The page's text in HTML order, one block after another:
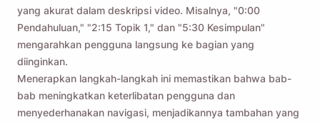
yang akurat dalam deskripsi video. Misalnya, "0:00
Pendahuluan," "2:15 Topik 1," dan "5:30 Kesimpulan"
mengarahkan pengguna langsung ke bagian yang
diinginkan.
Menerapkan langkah-langkah ini memastikan bahwa bab-
bab meningkatkan keterlibatan pengguna dan
menyederhanakan navigasi, menjadikannya tambahan yang